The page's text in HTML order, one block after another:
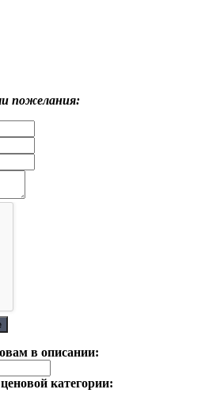
пожелания:
в описании:
категории: